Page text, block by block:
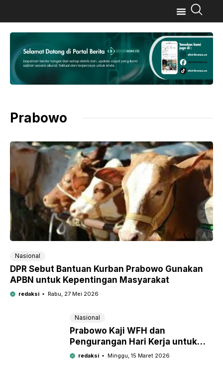
Prabowo
Nasional
DPR Sebut Bantuan Kurban Prabowo Gunakan
APBN untuk Kepentingan Masyarakat
redaksi Rabu, 27 Mei 2026
Nasional
Prabowo Kaji WFH dan
Pengurangan Hari Kerja untuk
Tekan Konsumsi BBM
redaksi Minggu, 15 Maret 2026